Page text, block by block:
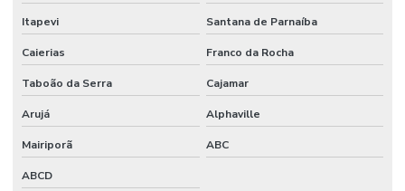
Itapevi Santana de Parnaíba
Caierias Franco da Rocha
Taboão da Serra Cajamar
Arujá Alphaville
Mairiporã ABC
ABCD